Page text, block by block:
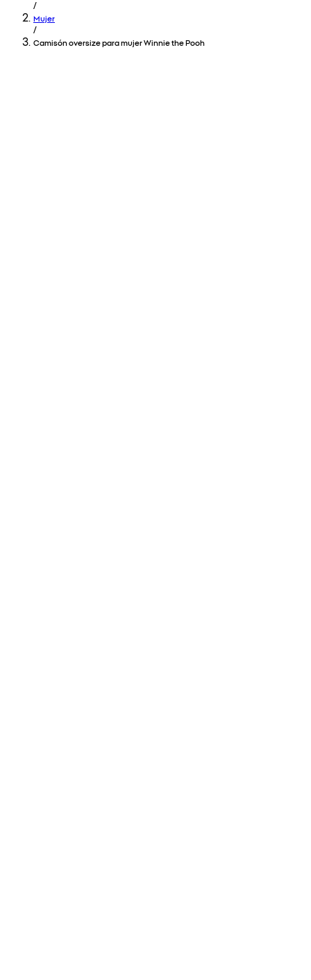
/
Mujer
/
Camisón oversize para mujer Winnie the Pooh